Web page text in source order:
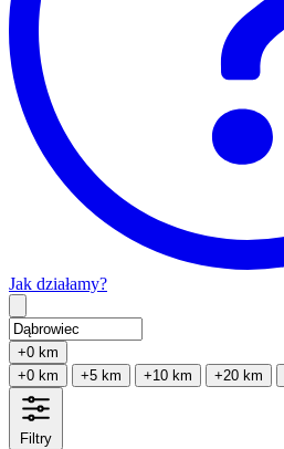
Jak działamy?
+0 km
+0 km
+5 km +10 km +20 km
Filtry